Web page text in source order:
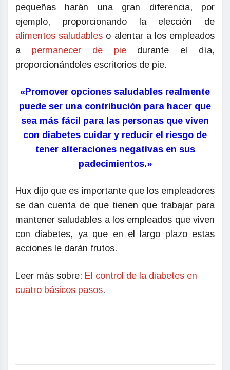
pequeñas harán una gran diferencia, por
ejemplo, proporcionando la elección de
alimentos saludables o alentar a los empleados
a permanecer de piedurante el día,
proporcionándoles escritorios de pie.
«Promover opciones saludables realmente
puede ser una contribución para hacer que
sea más fácil para las personas que viven
con diabetes cuidar y reducir el riesgo de
tener alteraciones negativas en sus
padecimientos.»
Hux dijo que es importante que los empleadores
se dan cuenta de que tienen que trabajar para
mantener saludables a los empleados que viven
con diabetes, ya que en el largo plazo estas
acciones le darán frutos.
Leer más sobre: El control de la diabetes en
cuatro básicos pasos.